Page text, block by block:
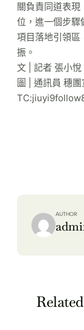
關負責同道表
位，進一個步驟
項目落地引領區
振。
文 | 記者 張小
圖 | 通訊員 穗團
AUTHOR